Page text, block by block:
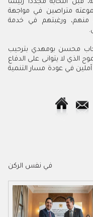
انتخابه مجددا رئيسا
متراصين في مواجهة
منهم، ورغبتهم في خدمة
محسن بومهدي بترحيب
الذي لا يتوانى على الدفاع
في عودة مسار التنمية
في نفس الركن